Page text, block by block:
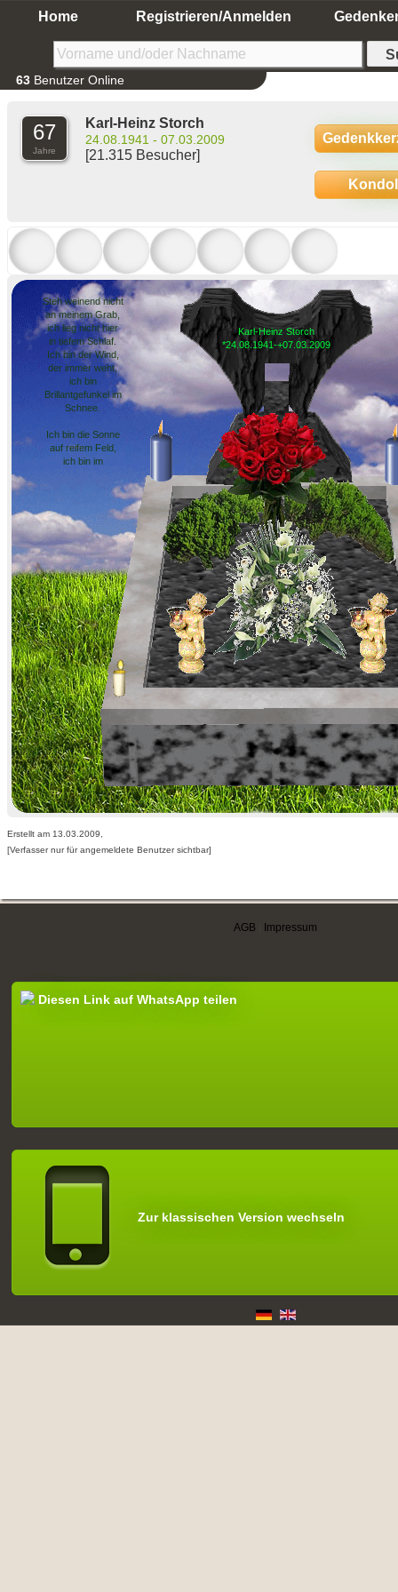
Home Registrieren/Anmelden
63 Benutzer Online
67
Jahre
Karl-Heinz Storch
24.08.1941 - 07.03.2009
[21.315 Besucher]
Karl-Heinz Storch
*24.08.1941-+07.03.2009
Steh weinend nicht
an meinem Grab,
ich lieg nicht hier
in tiefem Schlaf.
Ich bin der Wind,
der immer weht,
ich bin
Brillantgefunkel im
Schnee.
Ich bin die Sonne
auf reifem Feld,
ich bin im
Erstellt am 13.03.2009,
[Verfasser nur für angemeldete Benutzer sichtbar]
AGB Impressum
Diesen Link auf WhatsApp teilen
Zur klassischen Version wechseln